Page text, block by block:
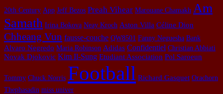
20th Century App Jeff Bezos Preah Vihear Marouane Chamakh Am
Samath Irina Bokova Neay Kroch Aston Villa Céline Dion
Chheang Vun fausse-couche QW8501 Fanny Neguesha Bank
Alvaro Negredo Maria Robinson Adidas Confidentiel Christian Abbiati
Novak Djokovic Kim Il-Sung Etudiant Association Pol Saroeun
Tommy Chuck Norris Football Richard Gasquet Orachorn
Thephasadin miss univer